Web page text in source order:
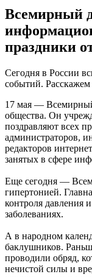
Новый облик двора
обсудили
06.08.2026 | 21:41
Вячеслав
состав 76-й
"Гвардейской"
06.08.2026 | 21:01
На заседании
исполнение бюджета
06.08.2026 | 20:14
Ремонт улицы XXII
завершению
06.08.2026 | 18:57
В Отрадненской
обновленный
06.08.2026 | 18:53
В Жигулевске почти
06.08.2026 | 18:46
В Самарской
клуба для
06.08.2026 | 18:26
Тольяттинцев 6
звездами
06.08.2026 | 17:56
Всемирный
праздники
Сегодня в России
событий.
17 мая —
общества. Он
поздравляют всех
администраторов,
редакторов
занятых в сфере
Еще сегодня —
гипертонией.
контроля давления
заболеваниях.
А в народном
баклушников.
проводили обряд,
нечистой силы и